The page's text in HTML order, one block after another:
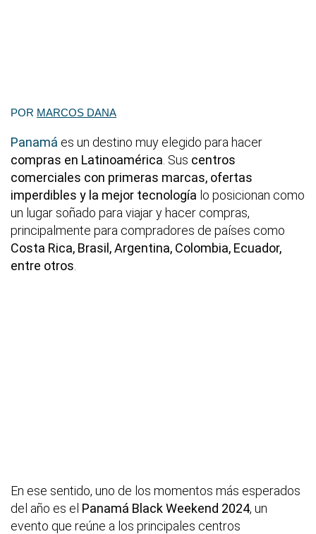
POR MARCOS DANA
Panamá es un destino muy elegido para hacer
compras en Latinoamérica . Sus centros
comerciales con primeras marcas, ofertas
imperdibles y la mejor tecnología lo posicionan como
un lugar soñado para viajar y hacer compras,
principalmente para compradores de países como
Costa Rica, Brasil, Argentina, Colombia, Ecuador,
entre otros
En ese sentido, uno de los momentos más esperados
del año es el Panamá Black Weekend 2024, un
evento que reúne a los principales centros